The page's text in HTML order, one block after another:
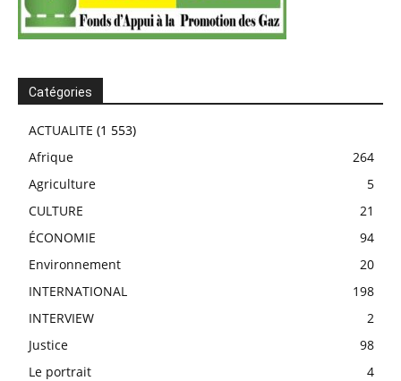
Catégories
ACTUALITE (1 553)
Afrique
264
Agriculture
5
CULTURE
21
ÉCONOMIE
94
Environnement
20
INTERNATIONAL
198
INTERVIEW
2
Justice
98
Le portrait
4